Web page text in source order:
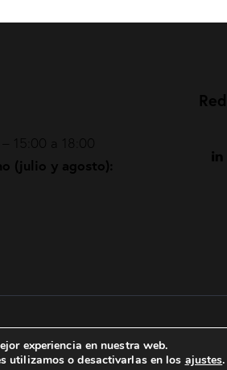
15:00 a 18:00
(julio y agosto):
Política de privacidad
experiencia en nuestra web.
utilizamos o desactivarlas en los ajustes.